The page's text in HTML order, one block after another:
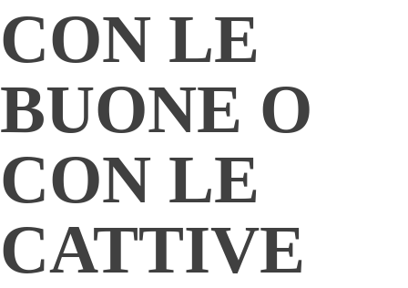
CON LE
BUONE O
CON LE
CATTIVE